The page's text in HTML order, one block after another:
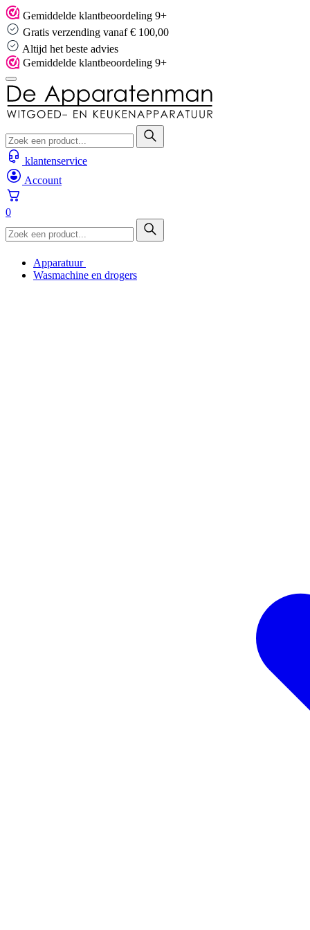
Skip
to
content
Gemiddelde klantbeoordeling 9+
Gratis verzending vanaf € 100,00
Altijd het beste advies
Gemiddelde klantbeoordeling 9+
klantenservice
Account
0
Apparatuur
Wasmachine en drogers